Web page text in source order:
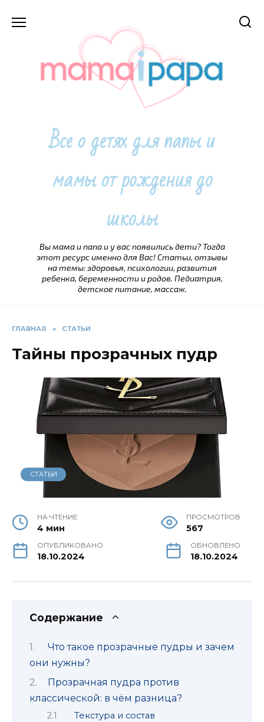
Все о детях для папы и
мамы от рождения до
школы
Вы мама и папа и у вас появились дети? Тогда
этот ресурс именно для Вас! Статьи, отзывы
на темы: здоровья, психологии, развития
ребенка, беременности и родов. Педиатрия,
детское питание, массаж.
ГЛАВНАЯ » СТАТЬИ
Тайны прозрачных пудр
СТАТЬИ
НА ЧТЕНИЕ
4 мин
ПРОСМОТРОВ
567
ОПУБЛИКОВАНО
18.10.2024
ОБНОВЛЕНО
18.10.2024
Содержание
Что такое прозрачные пудры и зачем
они нужны?
Прозрачная пудра против
классической: в чём разница?
Текстура и состав